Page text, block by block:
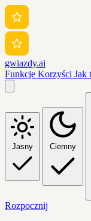
gwiazdy.ai
Funkcje Korzyści Jak
Jasny Ciemny
Rozpocznij